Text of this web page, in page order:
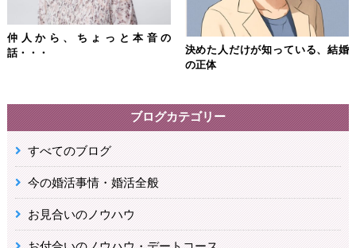
仲人から、ちょっと本音の
話・・・
決めた人だけが知っている、結婚
の正体
ブログカテゴリー
すべてのブログ
今の婚活事情・婚活全般
お見合いのノウハウ